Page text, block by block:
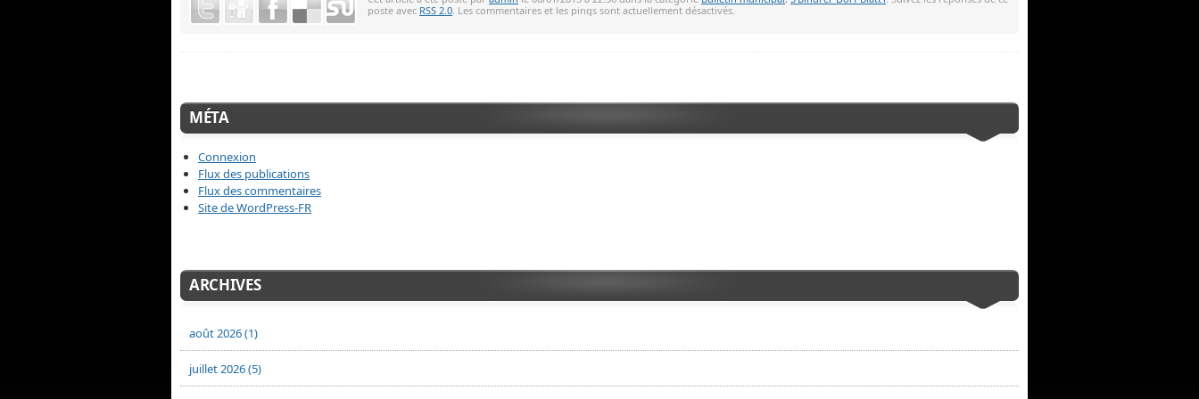
poste avec RSS 2.0 . Les commentaires et les pings sont actuellement désactivés.
MÉTA
Connexion
Flux des publications
Flux des commentaires
Site de WordPress-FR
ARCHIVES
août 2026 (1)
juillet 2026 (5)